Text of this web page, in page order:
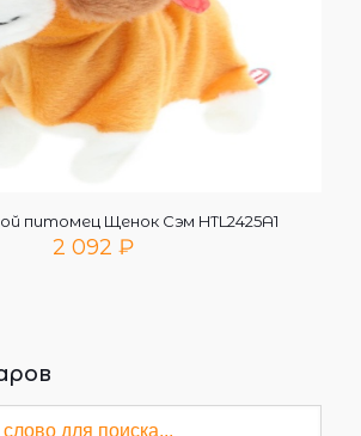
питомец Щенок Сэм HTL2425A1
2 092 ₽